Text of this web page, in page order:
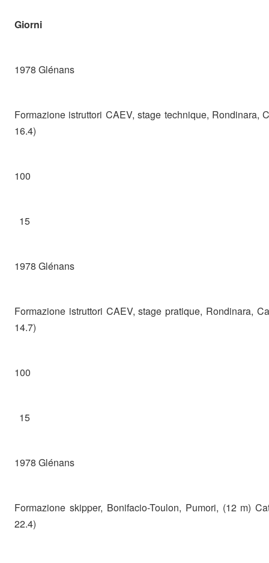
Giorni
1978 Glénans
Formazione istruttori CAEV, stage technique, Rondinara,
16.4)
100
15
1978 Glénans
Formazione istruttori CAEV, stage pratique, Rondinara,
14.7)
100
15
1978 Glénans
Formazione skipper, Bonifacio-Toulon, Pumori, (12 m)
22.4)